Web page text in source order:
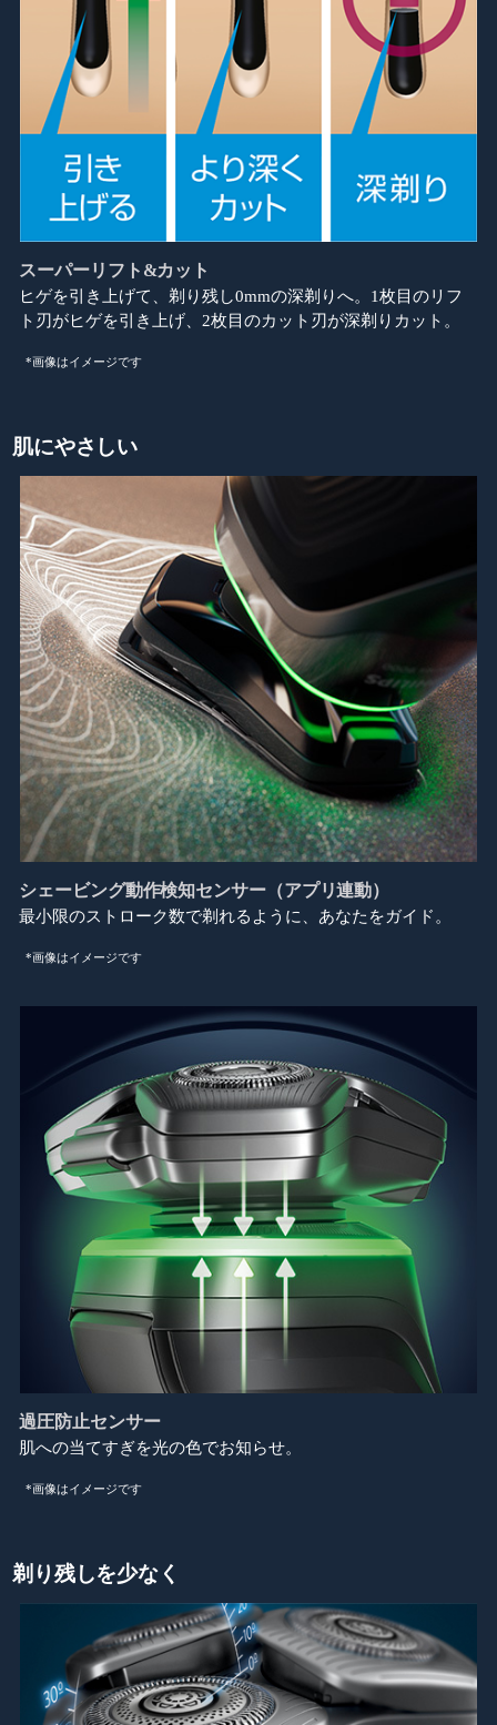
スーパーリフト&カット
ヒゲを引き上げて、剃り残し0mmの深剃りへ。1枚目のリフ
ト刃がヒゲを引き上げ、2枚目のカット刃が深剃りカット。
*画像はイメージです
肌にやさしい
シェービング動作検知センサー（アプリ連動）
最小限のストローク数で剃れるように、あなたをガイド。
*画像はイメージです
過圧防止センサー
肌への当てすぎを光の色でお知らせ。
*画像はイメージです
剃り残しを少なく